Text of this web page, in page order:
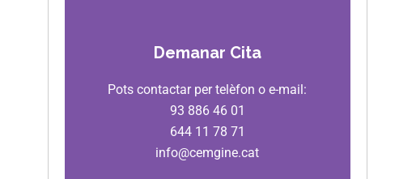
Demanar Cita
Pots contactar per telèfon o e-mail:
93 886 46 01
644 11 78 71
info@cemgine.cat